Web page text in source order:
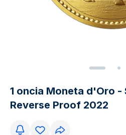
1 oncia Moneta d'Oro -
Reverse Proof 2022